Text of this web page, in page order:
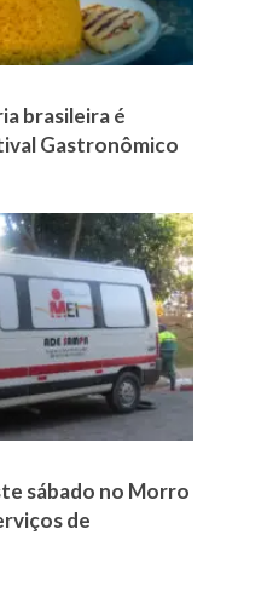
brasileira é
Gastronômico
sábado no Morro
de